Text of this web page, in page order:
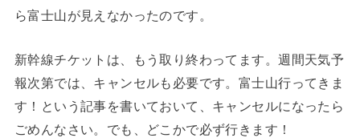
ら富士山が見えなかったのです。
新幹線チケットは、もう取り終わってます。週間天気予
報次第では、キャンセルも必要です。富士山行ってきま
す！という記事を書いておいて、キャンセルになったら
ごめんなさい。でも、どこかで必ず行きます！